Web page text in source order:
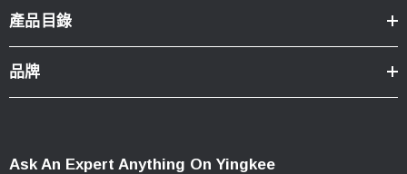
產品目錄
品牌
Ask An Expert Anything On Yingkee